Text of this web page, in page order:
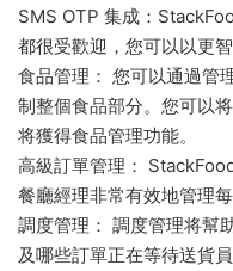
SMS OTP 集成：
都很受歡迎，您可以以更
食品管理： 您可以通過管
制整個食品部分。您可以
将獲得食品管理功能。
高級訂單管理：
餐廳經理非常有效地管理每
調度管理： 調度管理将幫
及哪些訂單正在等待送貨員